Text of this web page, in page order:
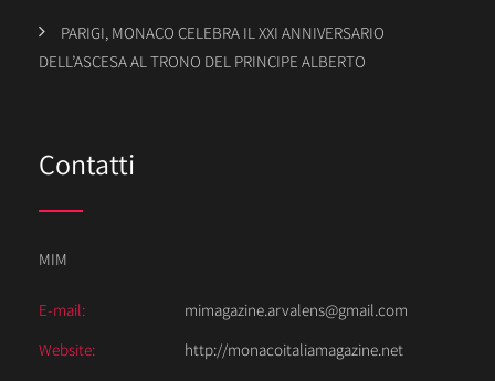
PARIGI, MONACO CELEBRA IL XXI ANNIVERSARIO
DELL’ASCESA AL TRONO DEL PRINCIPE ALBERTO
Contatti
MIM
E-mail:
mimagazine.arvalens@gmail.com
Website:
http://monacoitaliamagazine.net